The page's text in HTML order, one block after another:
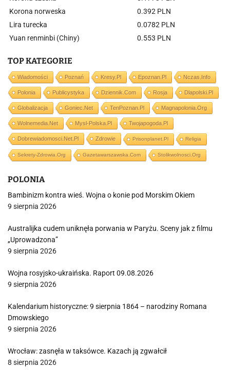
Korona norweska
0.392 PLN
Lira turecka
0.0782 PLN
Yuan renminbi (Chiny)
0.553 PLN
TOP KATEGORIE
Wiadomości Poznań Kresy.pl Epoznan.pl Nczas.info
Polonia Publicystyka Dziennik.com Rosja Dlapolski.pl
Globalizacja Goniec.net TenPoznan.pl Magnapolonia.org
Wolnemedia.net Mysl-Polska.pl Twojapogoda.pl
Dobrewiadomosci.net.pl Zdrowie Prisonplanet.pl Religia
Sekrety-Zdrowia.org Gazetawarszawska.com Stolikwolnosci.org
POLONIA
Bambinizm kontra wieś. Wojna o konie pod Morskim Okiem
9 sierpnia 2026
Australijka cudem uniknęła porwania w Paryżu. Sceny jak z filmu
„Uprowadzona”
9 sierpnia 2026
Wojna rosyjsko-ukraińska. Raport 09.08.2026
9 sierpnia 2026
Kalendarium historyczne: 9 sierpnia 1864 – narodziny Romana
Dmowskiego
9 sierpnia 2026
Wrocław: zasnęła w taksówce. Kazach ją zgwałcił
8 sierpnia 2026